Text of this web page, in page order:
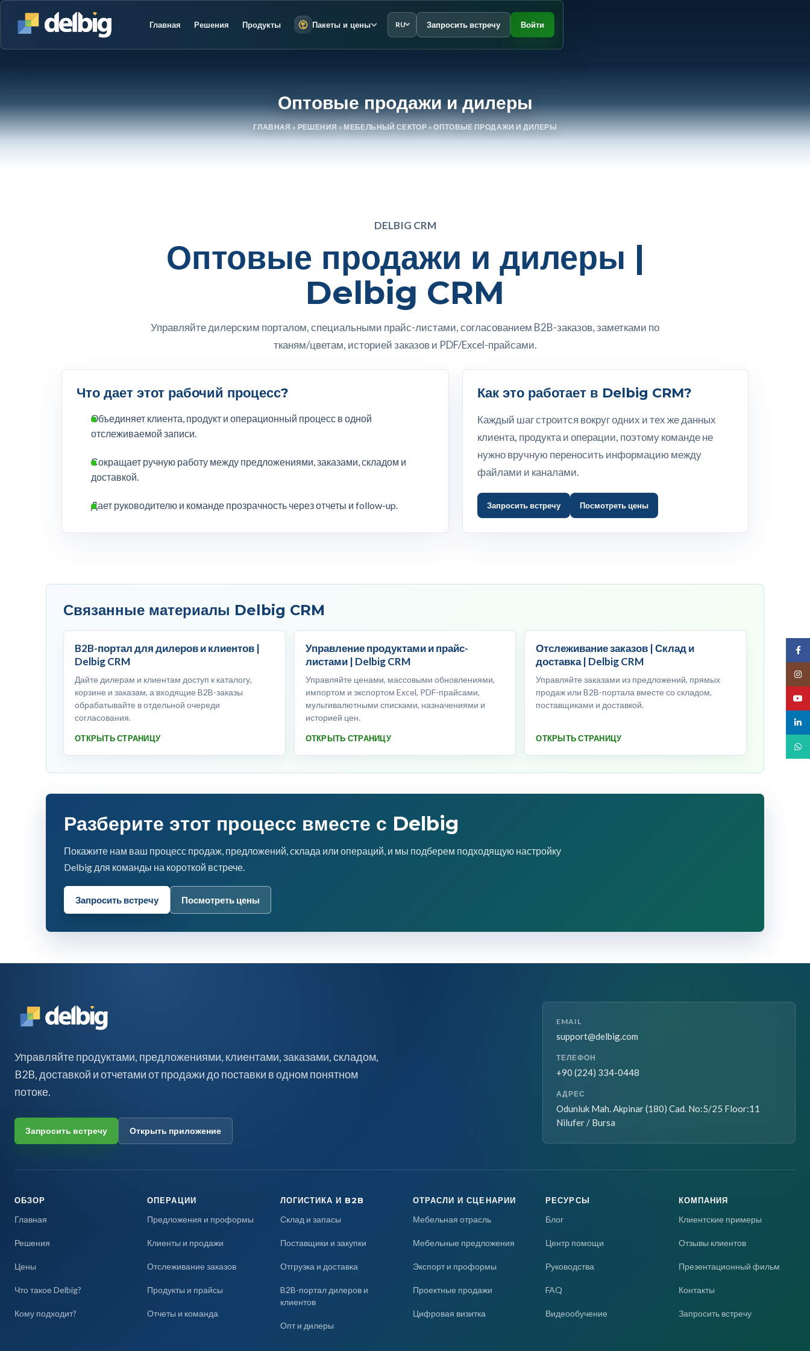
Главная Решения Продукты Пакеты и цены RU Запросить встречу Войти
Оптовые продажи и дилеры
ГЛАВНАЯ »РЕШЕНИЯ »МЕБЕЛЬНЫЙ СЕКТОР»ОПТОВЫЕ ПРОДАЖИ И ДИЛЕРЫ
DELBIG CRM
Оптовые продажи и дилеры |
Delbig CRM
Управляйте дилерским порталом, специальными прайс-листами, согласованием B2B-заказов, заметками по
тканям/цветам, историей заказов и PDF/Excel-прайсами.
Что дает этот рабочий процесс?
Объединяет клиента, продукт и операционный процесс в одной
отслеживаемой записи.
Сокращает ручную работу между предложениями, заказами, складом и
доставкой.
Дает руководителю и команде прозрачность через отчеты и follow-up.
Как это работает в Delbig CRM?
Каждый шаг строится вокруг одних и тех же данных
клиента, продукта и операции, поэтому команде не
нужно вручную переносить информацию между
файлами и каналами.
Запросить встречу Посмотреть цены
Связанные материалы Delbig CRM
B2B-портал для дилеров и клиентов |
Delbig CRM
Дайте дилерам и клиентам доступ к каталогу,
корзине и заказам, а входящие B2B-заказы
обрабатывайте в отдельной очереди
согласования.
ОТКРЫТЬ СТРАНИЦУ
Управление продуктами и прайс-
листами | Delbig CRM
Управляйте ценами, массовыми обновлениями,
импортом и экспортом Excel, PDF-прайсами,
мультивалютными списками, назначениями и
историей цен.
ОТКРЫТЬ СТРАНИЦУ
Отслеживание заказов | Склад и
доставка | Delbig CRM
Управляйте заказами из предложений, прямых
продаж или B2B-портала вместе со складом,
поставщиками и доставкой.
ОТКРЫТЬ СТРАНИЦУ
Разберите этот процесс вместе с Delbig
Покажите нам ваш процесс продаж, предложений, склада или операций, и мы подберем подходящую настройку
Delbig для команды на короткой встрече.
Запросить встречу Посмотреть цены
Управляйте продуктами, предложениями, клиентами, заказами, складом,
B2B, доставкой и отчетами от продажи до поставки в одном понятном
потоке.
Запросить встречу Открыть приложение
EMAIL
support@delbig.com
ТЕЛЕФОН
+90 (224) 334-0448
АДРЕС
Odunluk Mah. Akpinar (180) Cad. No:5/25 Floor:11
Nilufer / Bursa
ОБЗОР
Главная
Решения
Цены
Что такое Delbig?
Кому подходит?
ОПЕРАЦИИ
Предложения и проформы
Клиенты и продажи
Отслеживание заказов
Продукты и прайсы
Отчеты и команда
ЛОГИСТИКА И B2B
Склад и запасы
Поставщики и закупки
Отгрузка и доставка
B2B-портал дилеров и
клиентов
Опт и дилеры
ОТРАСЛИ И СЦЕНАРИИ
Мебельная отрасль
Мебельные предложения
Экспорт и проформы
Проектные продажи
Цифровая визитка
РЕСУРСЫ
Блог
Центр помощи
Руководства
FAQ
Видеообучение
КОМПАНИЯ
Клиентские примеры
Отзывы клиентов
Презентационный фильм
Контакты
Запросить встречу